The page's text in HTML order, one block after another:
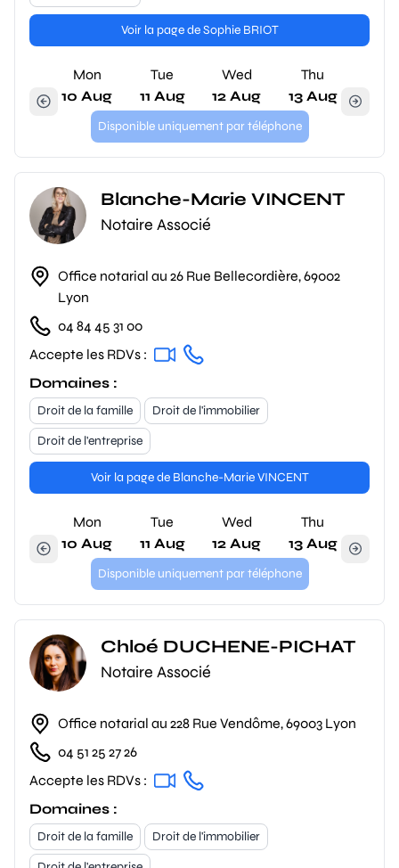
Voir la page de Sophie BRIOT
Mon
10 Aug
Tue
11 Aug
Wed
12 Aug
Thu
13 Aug
Disponible uniquement par téléphone
Blanche-Marie VINCENT
Notaire Associé
Office notarial au 26 Rue Bellecordière, 69002
Lyon
04 84 45 31 00
Accepte les RDVs :
Domaines :
Droit de la famille
Droit de l'immobilier
Droit de l'entreprise
Voir la page de Blanche-Marie VINCENT
Mon
10 Aug
Tue
11 Aug
Wed
12 Aug
Thu
13 Aug
Disponible uniquement par téléphone
Chloé DUCHENE-PICHAT
Notaire Associé
Office notarial au 228 Rue Vendôme, 69003 Lyon
04 51 25 27 26
Accepte les RDVs :
Domaines :
Droit de la famille
Droit de l'immobilier